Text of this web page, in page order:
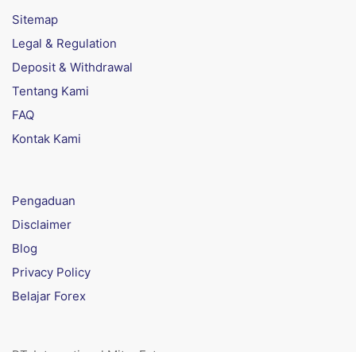
Sitemap
Legal & Regulation
Deposit & Withdrawal
Tentang Kami
FAQ
Kontak Kami
Pengaduan
Disclaimer
Blog
Privacy Policy
Belajar Forex